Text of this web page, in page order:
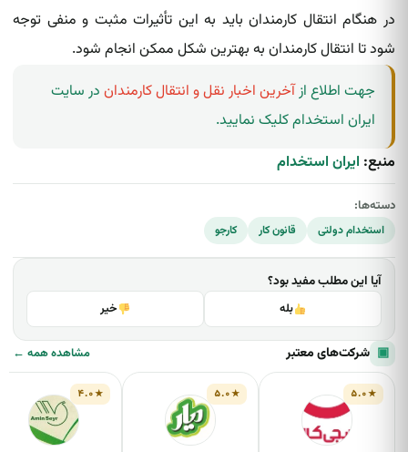
در هنگام انتقال کارمندان باید به این تأثیرات مثبت و منفی توجه
شود تا انتقال کارمندان به بهترین شکل ممکن انجام شود.
جهت اطلاع ازآخرین اخبار نقل و انتقال کارمندان در سایت
ایران استخدام کلیک نمایید.
منبع: ایران استخدام
دسته‌ها:
استخدام دولتی قانون کار کارجو
آیا این مطلب مفید بود؟
بله خیر
▣ شرکت‌های معتبر مشاهده همه ←
۵.۰ ۵.۰ ۴.۰